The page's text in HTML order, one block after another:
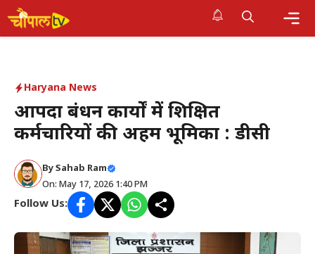
Skip
to
Haryana News
आपदा प्रबंधन कार्यों में प्रशिक्षित
कर्मचारियों की अहम भूमिका : डीसी
By Sahab Ram
On: May 17, 2026 1:40 PM
Follow Us: